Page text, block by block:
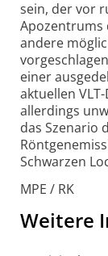
sein, der vor
Apozentrums
andere
einer
aktuellen
allerdings
das Szenario
Schwarzen
MPE / RK
Weitere